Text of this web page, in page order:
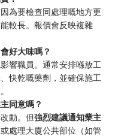
為要檢查同處理嘅地方更
較長。報價會反映複雜
好大味嗎？
響職員。通常安排喺放工
快乾嘅藥劑，並確保施工
同意嗎？
動。但強烈建議通知業主
處理大廈公共部位（如管